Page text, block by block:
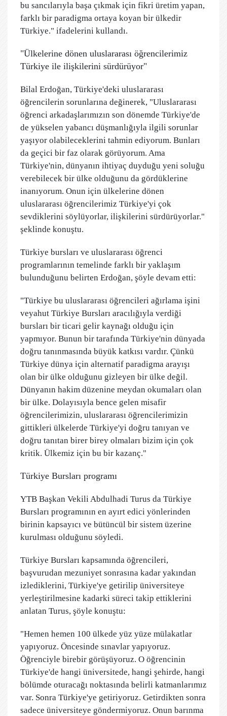
bu sancılarıyla başa çıkmak için fikri üretim yapan,
farklı bir paradigma ortaya koyan bir ülkedir
Türkiye." ifadelerini kullandı.
"Ülkelerine dönen uluslararası öğrencilerimiz
Türkiye ile ilişkilerini sürdürüyor"
Bilal Erdoğan, Türkiye'deki uluslararası
öğrencilerin sorunlarına değinerek, "Uluslararası
öğrenci arkadaşlarımızın son dönemde Türkiye'de
de yükselen yabancı düşmanlığıyla ilgili sorunlar
yaşıyor olabileceklerini tahmin ediyorum. Bunları
da geçici bir faz olarak görüyorum. Ama
Türkiye'nin, dünyanın ihtiyaç duyduğu yeni soluğu
verebilecek bir ülke olduğunu da gördüklerine
inanıyorum. Onun için ülkelerine dönen
uluslararası öğrencilerimiz Türkiye'yi çok
sevdiklerini söylüyorlar, ilişkilerini sürdürüyorlar."
şeklinde konuştu.
Türkiye bursları ve uluslararası öğrenci
programlarının temelinde farklı bir yaklaşım
bulunduğunu belirten Erdoğan, şöyle devam etti:
"Türkiye bu uluslararası öğrencileri ağırlama işini
veyahut Türkiye Bursları aracılığıyla verdiği
bursları bir ticari gelir kaynağı olduğu için
yapmıyor. Bunun bir tarafında Türkiye'nin dünyada
doğru tanınmasında büyük katkısı vardır. Çünkü
Türkiye dünya için alternatif paradigma arayışı
olan bir ülke olduğunu gizleyen bir ülke değil.
Dünyanın hakim düzenine meydan okumaları olan
bir ülke. Dolayısıyla bence gelen misafir
öğrencilerimizin, uluslararası öğrencilerimizin
gittikleri ülkelerde Türkiye'yi doğru tanıyan ve
doğru tanıtan birer birey olmaları bizim için çok
kritik. Ülkemiz için bu bir kazanç."
Türkiye Bursları programı
YTB Başkan Vekili Abdulhadi Turus da Türkiye
Bursları programının en ayırt edici yönlerinden
birinin kapsayıcı ve bütüncül bir sistem üzerine
kurulması olduğunu söyledi.
Türkiye Bursları kapsamında öğrencileri,
başvurudan mezuniyet sonrasına kadar yakından
izlediklerini, Türkiye'ye getirilip üniversiteye
yerleştirilmesine kadarki süreci takip ettiklerini
anlatan Turus, şöyle konuştu:
"Hemen hemen 100 ülkede yüz yüze mülakatlar
yapıyoruz. Öncesinde sınavlar yapıyoruz.
Öğrenciyle birebir görüşüyoruz. O öğrencinin
Türkiye'de hangi üniversitede, hangi şehirde, hangi
bölümde oturacağı noktasında belirli katmanlarımız
var. Sonra Türkiye'ye getiriyoruz. Getirdikten sonra
sadece üniversiteye göndermiyoruz. Onun barınma